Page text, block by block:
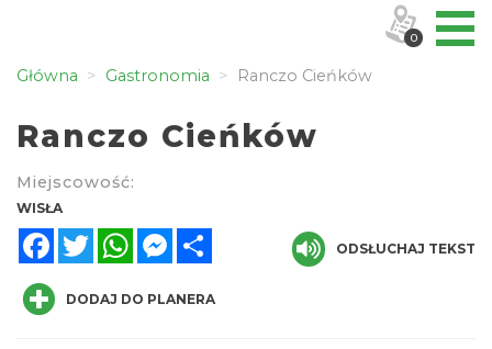
Główna Gastronomia Ranczo Cieńków
Ranczo Cieńków
Miejscowość:
WISŁA
FacebookTwitterWhatsAppMessenger
ODSŁUCHAJ TEKST
DODAJ DO PLANERA
0